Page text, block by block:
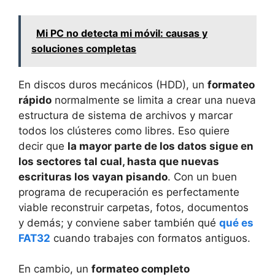
Mi PC no detecta mi móvil: causas y
soluciones completas
En discos duros mecánicos (HDD), un formateo
rápido normalmente se limita a crear una nueva
estructura de sistema de archivos y marcar
todos los clústeres como libres. Eso quiere
decir que la mayor parte de los datos sigue en
los sectores tal cual, hasta que nuevas
escrituras los vayan pisando. Con un buen
programa de recuperación es perfectamente
viable reconstruir carpetas, fotos, documentos
y demás; y conviene saber también qué qué es
FAT32 cuando trabajes con formatos antiguos.
En cambio, un formateo completo